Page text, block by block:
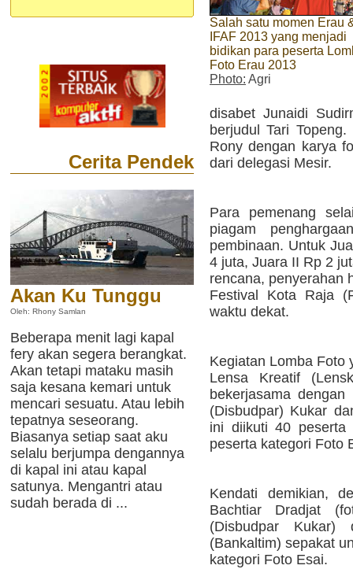
Cerita Pendek
Akan Ku Tunggu
Oleh: Rhony Samlan
Beberapa menit lagi kapal
fery akan segera berangkat.
Akan tetapi mataku masih
saja kesana kemari untuk
mencari sesuatu. Atau lebih
tepatnya seseorang.
Biasanya setiap saat aku
selalu berjumpa dengannya
di kapal ini atau kapal
satunya. Mengantri atau
sudah berada di ...
Salah satu momen Erau
IFAF 2013 yang menjadi
bidikan para peserta
Foto Erau 2013
Photo: Agri
disabet Junaidi
berjudul Tari
Rony dengan karya
dari delegasi Mesir.
Para pemenang
piagam
pembinaan. Untuk
4 juta, Juara II Rp 2
rencana, penyerahan
Festival Kota Raja
waktu dekat.
Kegiatan Lomba Foto
Lensa Kreatif
bekerjasama
(Disbudpar) Kukar
ini diikuti 40 peserta
peserta kategori Foto
Kendati demikian,
Bachtiar Dradjat
(Disbudpar Kukar)
(Bankaltim) sepakat
kategori Foto Esai.